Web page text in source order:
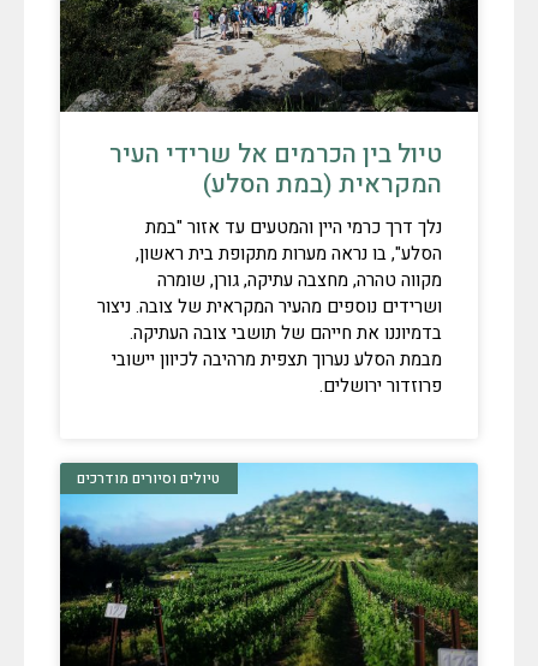
טיול בין הכרמים אל שרידי העיר
המקראית (במת הסלע)
נלך דרך כרמי היין והמטעים עד אזור "במת
הסלע", בו נראה מערות מתקופת בית ראשון,
מקווה טהרה, מחצבה עתיקה, גורן, שומרה
ושרידים נוספים מהעיר המקראית של צובה. ניצור
בדמיוננו את חייהם של תושבי צובה העתיקה.
מבמת הסלע נערוך תצפית מרהיבה לכיוון יישובי
פרוזדור ירושלים.
טיולים וסיורים מודרכים